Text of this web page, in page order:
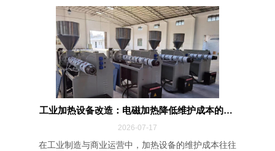
工业加热设备改造：电磁加热降低维护成本的四...
2026-07-17
在工业制造与商业运营中，加热设备的维护成本往往